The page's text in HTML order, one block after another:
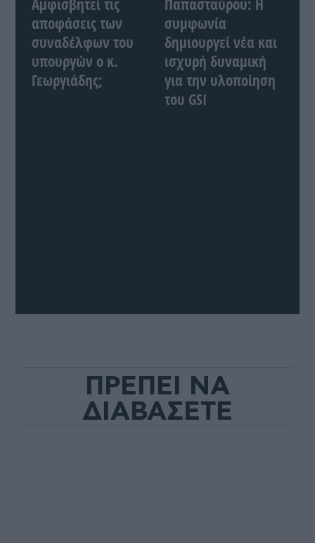
αποφάσεις των
συναδέλφων του
υπουργών ο κ.
Γεωργιάδης;
συμφωνία
δημιουργεί νέα και
ισχυρή δυναμική
για την υλοποίηση
του GSI
ΠΡΕΠΕΙ ΝΑ
ΔΙΑΒΑΣΕΤΕ